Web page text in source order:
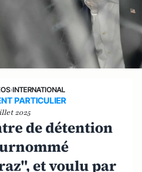
›INTERNATIONAL
PARTICULIER
2025
de détention
et voulu par